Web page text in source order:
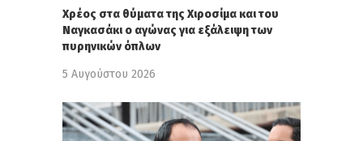
Χρέος στα θύματα της Χιροσίμα και του
Ναγκασάκι ο αγώνας για εξάλειψη των
πυρηνικών όπλων
5 Αυγούστου 2026